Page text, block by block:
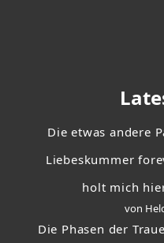
Die etwas andere
Liebeskummer
holt mich
von
Die Phasen der